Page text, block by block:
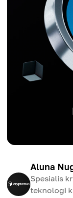
Aluna
Spesialis
teknologi